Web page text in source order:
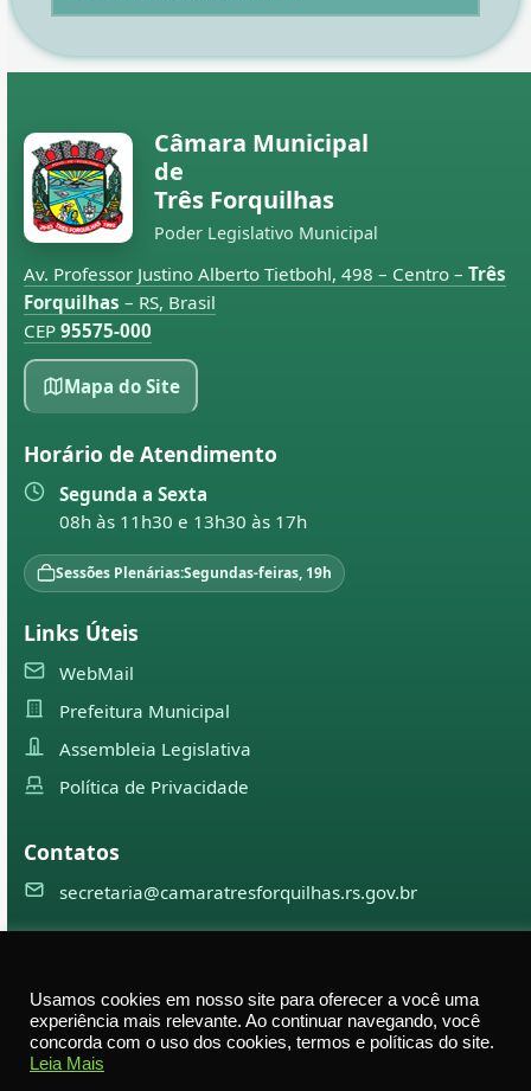
Câmara Municipal
de
Três Forquilhas
Poder Legislativo Municipal
Av. Professor Justino Alberto Tietbohl, 498 – Centro – Três
Forquilhas – RS, Brasil
CEP 95575-000
Mapa do Site
Horário de Atendimento
Segunda a Sexta
08h às 11h30 e 13h30 às 17h
Sessões Plenárias:Segundas-feiras, 19h
Links Úteis
WebMail
Prefeitura Municipal
Assembleia Legislativa
Política de Privacidade
Contatos
secretaria@camaratresforquilhas.rs.gov.br
direitos reservados
Av. Professor Justino Alberto Tietbohl, 498 – Centro –
Usamos cookies em nosso site para oferecer a você uma
experiência mais relevante. Ao continuar navegando, você
concorda com o uso dos cookies, termos e políticas do site.
Leia Mais